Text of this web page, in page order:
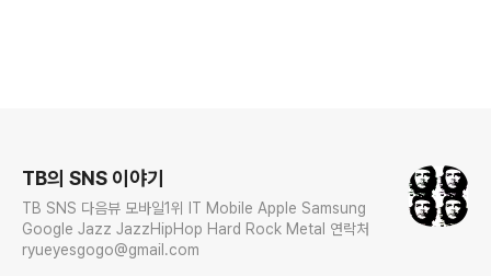
TB의 SNS 이야기
TB SNS 다음뷰 모바일1위 IT Mobile Apple Samsung
Google Jazz JazzHipHop Hard Rock Metal 연락처
ryueyesgogo@gmail.com